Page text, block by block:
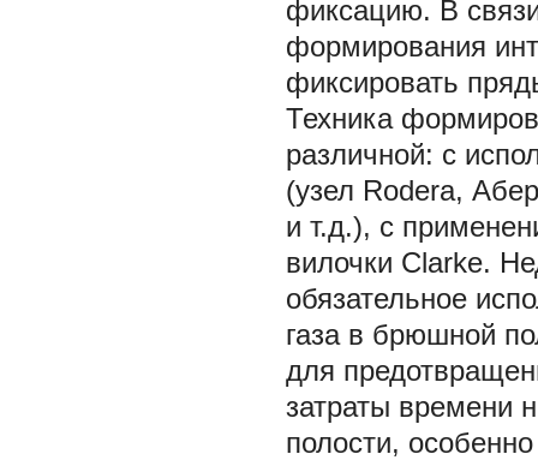
фиксацию. В
формирования
фиксировать
Техника
различной: с
(узел Rodera,
и т.д.), с
вилочки Clarke.
обязательное
газа в брюшной
для
затраты времени
полости,